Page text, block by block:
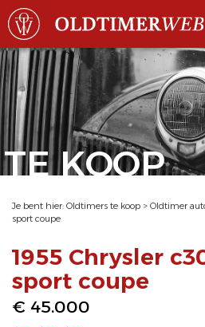
TE KOOP
Je bent hier: Oldtimers te koop > Oldtimer
sport coupe
1955 Chrysler
sport coupe
€ 45.000